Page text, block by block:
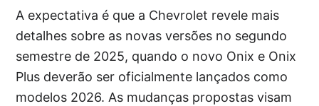
A expectativa é que a Chevrolet revele mais
detalhes sobre as novas versões no segundo
semestre de 2025, quando o novo Onix e Onix
Plus deverão ser oficialmente lançados como
modelos 2026. As mudanças propostas visam